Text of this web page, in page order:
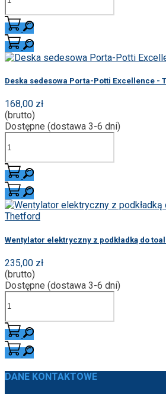
Deska sedesowa Porta-Potti Excellence -
168,00 zł
(brutto)
Dostępne (dostawa 3-6 dni)
Wentylator elektryczny z podkładką do
235,00 zł
(brutto)
Dostępne (dostawa 3-6 dni)
DANE KONTAKTOWE